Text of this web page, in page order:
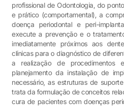
Pós-graduação
Pesquisa
Extensão
Infraestrutura e Serviços
Inovação
Sobre a ULBRA
profissional de Odontologia, do
e prático (comportamental), a
doença periodontal e peri-
execute a prevenção e o
imediatamente próximos aos
clínicas para o diagnóstico de
a realização de procedimentos
planejamento da instalação de
necessário, as estruturas de
trata da formulação de conceitos
cura de pacientes com doenças